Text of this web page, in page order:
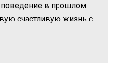
поведение в прошлом.
счастливую жизнь с